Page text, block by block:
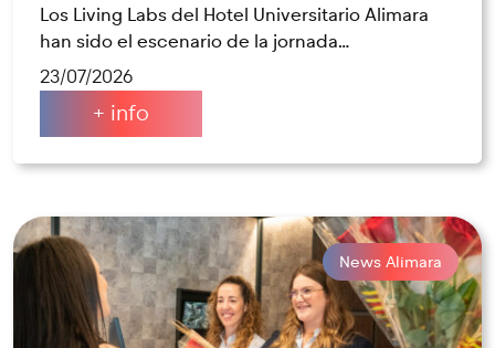
Los Living Labs del Hotel Universitario Alimara
han sido el escenario de la jornada…
23/07/2026
+ info
News Alimara